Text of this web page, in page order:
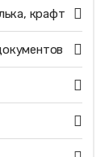
крафт